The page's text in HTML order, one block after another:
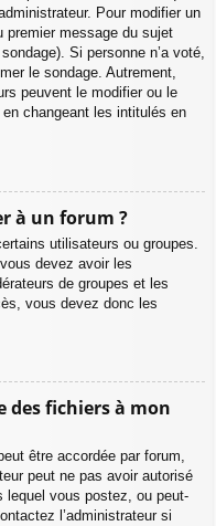
Pour modifier un
premier message du sujet
Si personne n’a voté,
le sondage. Autrement,
peuvent le modifier ou le
changeant les intitulés en
à un forum ?
utilisateurs ou groupes.
devez avoir les
de groupes et les
vous devez donc les
des fichiers à mon
être accordée par forum,
peut ne pas avoir autorisé
lequel vous postez, ou peut-
l’administrateur si